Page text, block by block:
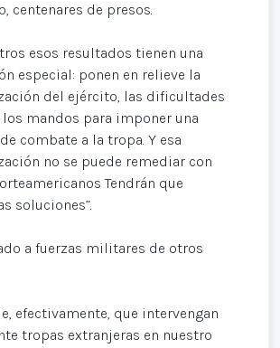
centenares de presos.
esos resultados tienen una
especial: ponen en relieve la
del ejército, las dificultades
mandos para imponer una
combate a la tropa. Y esa
no se puede remediar con
Tendrán que
soluciones”.
a fuerzas militares de otros
efectivamente, que intervengan
tropas extranjeras en nuestro